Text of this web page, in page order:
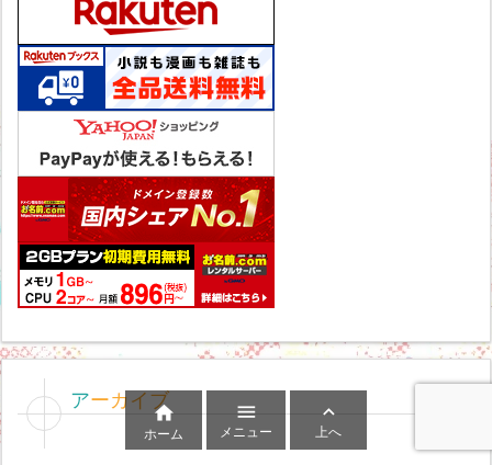
アーカイブ

ホーム

メニュー

上へ